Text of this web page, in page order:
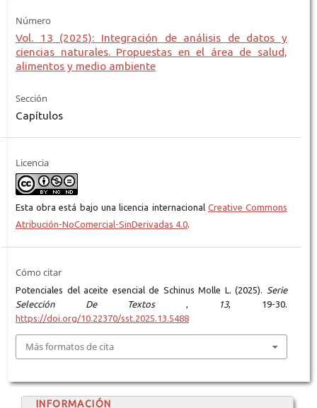
Número
Vol. 13 (2025): Integración de análisis de datos y
ciencias naturales. Propuestas en el área de salud,
alimentos y medio ambiente
Sección
Capítulos
Licencia
Esta obra está bajo una licencia internacional Creative Commons
Atribución-NoComercial-SinDerivadas 4.0.
Cómo citar
Potenciales del aceite esencial de Schinus Molle L. (2025). Serie
Selección De Textos , 13, 19-30.
https://doi.org/10.22370/sst.2025.13.5488
Más formatos de cita
INFORMACIÓN